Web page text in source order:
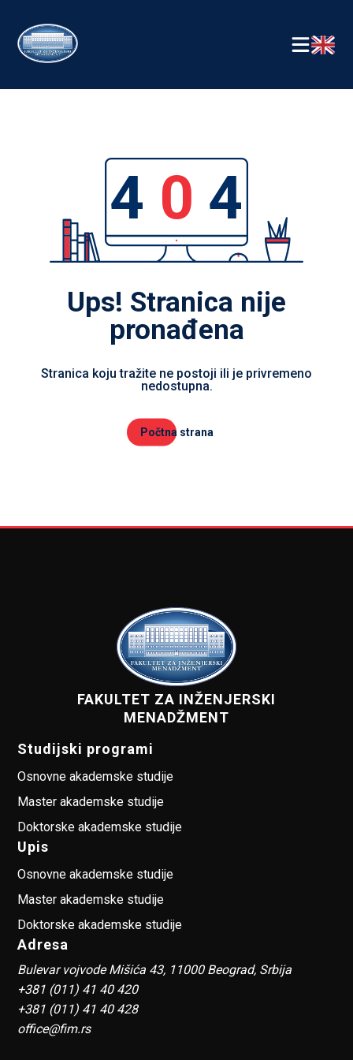
4 0 4
Ups! Stranica nije
pronađena
Stranica koju tražite ne postoji ili je privremeno
nedostupna.
Počtna strana
FAKULTET ZA INŽENJERSKI
MENADŽMENT
Studijski programi
Osnovne akademske studije
Master akademske studije
Doktorske akademske studije
Upis
Osnovne akademske studije
Master akademske studije
Doktorske akademske studije
Adresa
Bulevar vojvode Mišića 43, 11000 Beograd, Srbija
+381 (011) 41 40 420
+381 (011) 41 40 428
office@fim.rs